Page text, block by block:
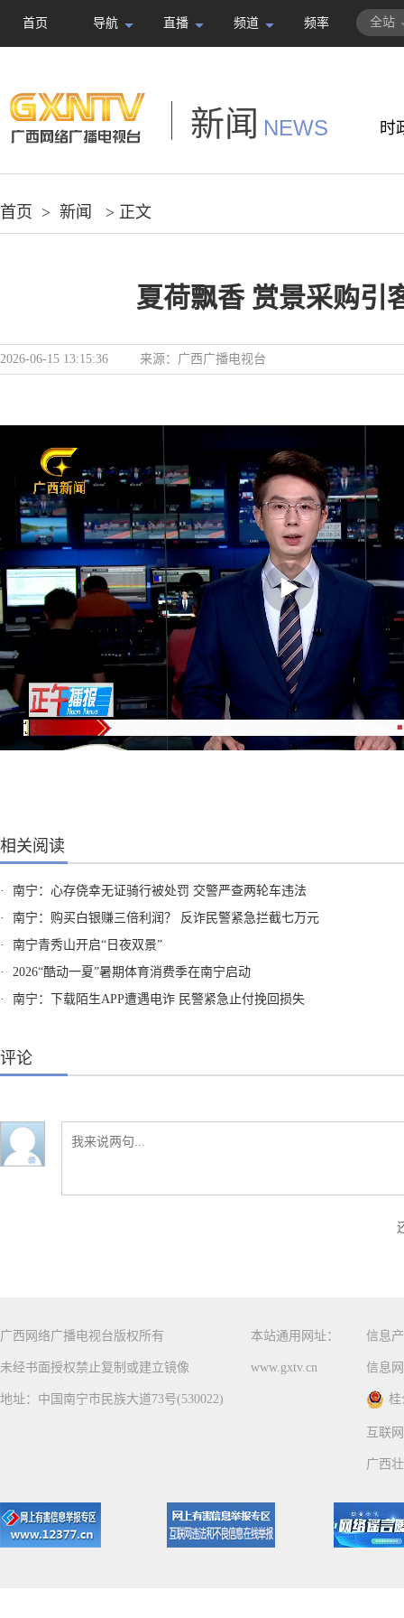
首页 导航 直播 频道 频率 全站
新闻 NEWS 时
首页 > 新闻 > 正文
夏荷飘香 赏景采购引
2026-06-15 13:15:36 来源： 广西广播电视台
相关阅读
·
南宁：心存侥幸无证骑行被处罚 交警严查两轮车违法
·
南宁：购买白银赚三倍利润？ 反诈民警紧急拦截七万元
·
南宁青秀山开启“日夜双景”
·
2026“酷动一夏”暑期体育消费季在南宁启动
·
南宁：下载陌生APP遭遇电诈 民警紧急止付挽回损失
评论
广西网络广播电视台版权所有
未经书面授权禁止复制或建立镜像
地址：中国南宁市民族大道73号(530022)
本站通用网址：
www.gxtv.cn
信息
信息
桂
互联
广西